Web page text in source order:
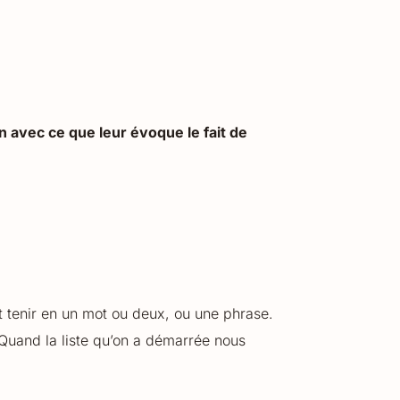
avec ce que leur évoque le fait de
tenir en un mot ou deux, ou une phrase.
la liste qu’on a démarrée nous